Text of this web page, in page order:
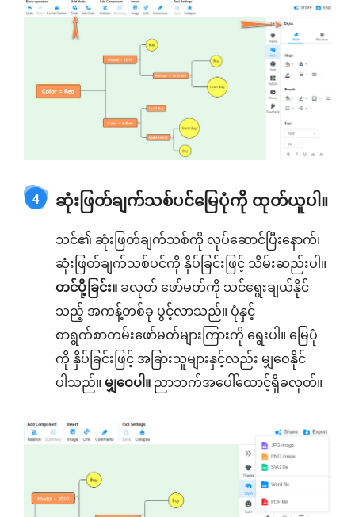
4 ဆုံးဖြတ်ချက်သစ်ပင်မြေပုံကို ထုတ်ယူပါ။
သင်၏ ဆုံးဖြတ်ချက်သစ်ကို လုပ်ဆောင်ပြီးနောက်၊
ဆုံးဖြတ်ချက်သစ်ပင်ကို နှိပ်ခြင်းဖြင့် သိမ်းဆည်းပါ။
တင်ပို့ခြင်း။ ခလုတ် ဖော်မတ်ကို သင်ရွေးချယ်နိုင်
သည့် အကန့်တစ်ခု ပွင့်လာသည်။ ပုံနှင့်
စာရွက်စာတမ်းဖော်မတ်များကြားကို ရွေးပါ။ မြေပုံ
ကို နှိပ်ခြင်းဖြင့် အခြားသူများနှင့်လည်း မျှဝေနိုင်
ပါသည်။ မျှဝေပါ။ ညာဘက်အပေါ်ထောင့်ရှိခလုတ်။